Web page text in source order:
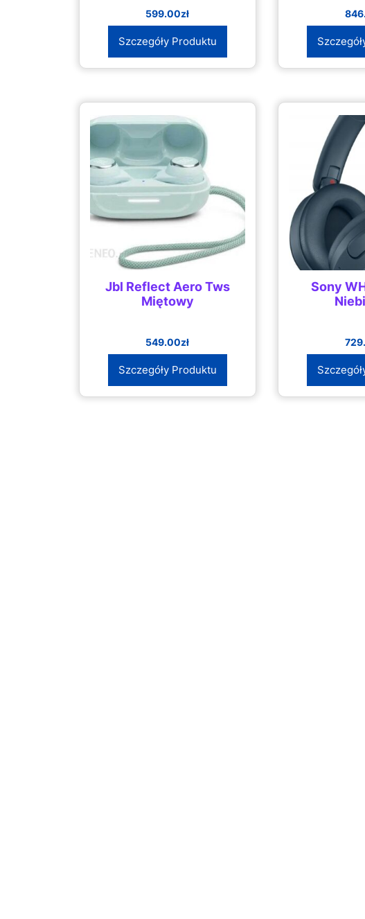
599.00zł
Szczegóły Produktu
Jbl Reflect Aero Tws
Miętowy
549.00zł
Szczegóły Produktu
Sony